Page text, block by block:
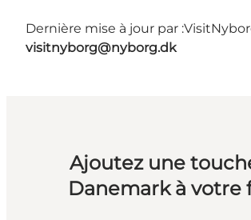
Dernière mise à jour par :
visitnyborg@nyborg.dk
Ajoutez une
Danemark à votre